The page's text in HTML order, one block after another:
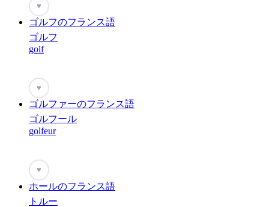
♥
ゴルフのフランス語
ゴルフ
golf
♥
ゴルファーのフランス語
ゴルフール
golfeur
♥
ホールのフランス語
トルー